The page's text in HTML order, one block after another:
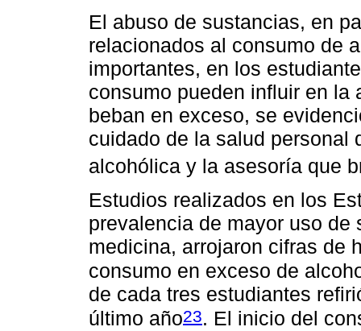
El abuso de sustancias, en
relacionados al consumo de
importantes, en los
consumo pueden influir en la
beban en exceso, se
cuidado de la salud personal
alcohólica y la asesoría que
Estudios realizados en los
prevalencia de mayor uso
medicina, arrojaron cifras de
consumo en exceso de
de cada tres estudiantes
último año23. El inicio del